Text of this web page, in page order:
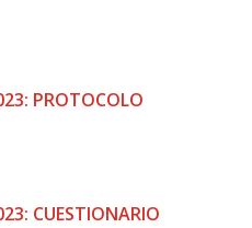
PROTOCOLO
CUESTIONARIO